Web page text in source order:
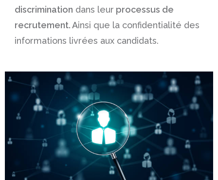
discrimination dans leur processus de
recrutement. Ainsi que la confidentialité des
informations livrées aux candidats.